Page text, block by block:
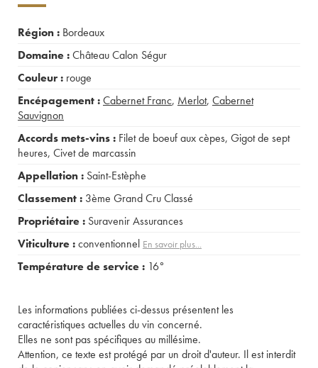
Région : Bordeaux
Domaine :Château Calon Ségur
Couleur : rouge
Encépagement :Cabernet Franc, Merlot, Cabernet
Sauvignon
Accords mets-vins : Filet de boeuf aux cèpes, Gigot de sept
heures, Civet de marcassin
Appellation : Saint-Estèphe
Classement : 3ème Grand Cru Classé
Propriétaire : Suravenir Assurances
Viticulture :conventionnel En savoir plus...
Température de service : 16°
Les informations publiées ci-dessus présentent les
caractéristiques actuelles du vin concerné.
Elles ne sont pas spécifiques au millésime.
Attention, ce texte est protégé par un droit d'auteur. Il est interdit